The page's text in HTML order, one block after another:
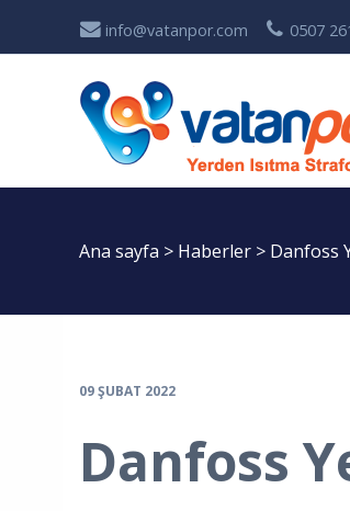
info@vatanpor.com 0507
Ana sayfa > Haberler > Danfoss
09 ŞUBAT 2022
Danfoss